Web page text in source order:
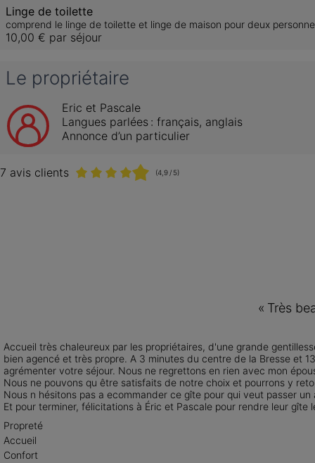
Linge de toilette
comprend le linge de toilette et linge de maison pour deux
10,00 € par séjour
Le propriétaire
Eric et Pascale
Langues parlées : français, anglais
Annonce d’un particulier
7 avis clients (4,9 / 5)
« Très
Accueil très chaleureux par les propriétaires, d'une grande
bien agencé et très propre. A 3 minutes du centre de la Bresse et
agrémenter votre séjour. Nous ne regrettons en rien avec mon
Nous ne pouvons qu être satisfaits de notre choix et pourrons y
Nous n hésitons pas a ecommander ce gîte pour qui veut passer
Et pour terminer, félicitations à Éric et Pascale pour rendre leur gîte
Propreté
Accueil
Confort